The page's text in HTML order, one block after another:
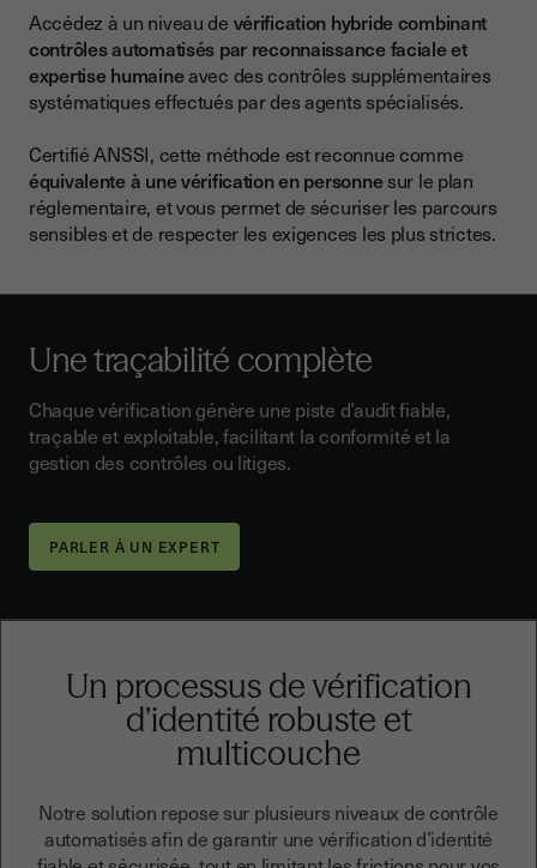
Accédez à un niveau de vérification hybride combinant
contrôles automatisés par reconnaissance faciale et
expertise humaineavec des contrôles supplémentaires
systématiques effectués par des agents spécialisés.
Certifié ANSSI, cette méthode est reconnue comme
équivalente à une vérification en personnesur le plan
réglementaire, et vous permet de sécuriser les parcours
sensibles et de respecter les exigences les plus strictes.
Une traçabilité complète
Chaque vérification génère une piste d’audit fiable,
traçable et exploitable, facilitant la conformité et la
gestion des contrôles ou litiges.
PARLER À UN EXPERT
Un processus de vérification
d’identité robuste et
multicouche
Notre solution repose sur plusieurs niveaux de contrôle
automatisés afin de garantir une vérification d’identité